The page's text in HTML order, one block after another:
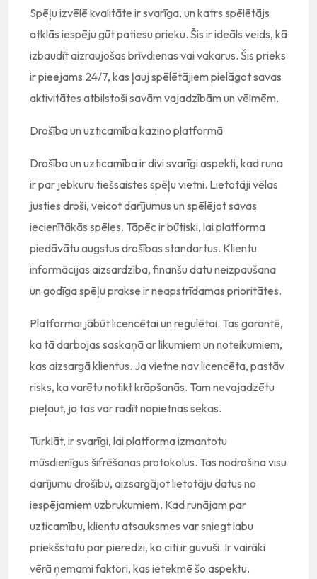
Spēļu izvēlē kvalitāte ir svarīga, un katrs spēlētājs
atklās iespēju gūt patiesu prieku. Šis ir ideāls veids, kā
izbaudīt aizraujošas brīvdienas vai vakarus. Šis prieks
ir pieejams 24/7, kas ļauj spēlētājiem pielāgot savas
aktivitātes atbilstoši savām vajadzībām un vēlmēm.
Drošība un uzticamība kazino platformā
Drošība un uzticamība ir divi svarīgi aspekti, kad runa
ir par jebkuru tiešsaistes spēļu vietni. Lietotāji vēlas
justies droši, veicot darījumus un spēlējot savas
iecienītākās spēles. Tāpēc ir būtiski, lai platforma
piedāvātu augstus drošības standartus. Klientu
informācijas aizsardzība, finanšu datu neizpaušana
un godīga spēļu prakse ir neapstrīdamas prioritātes.
Platformai jābūt licencētai un regulētai. Tas garantē,
ka tā darbojas saskaņā ar likumiem un noteikumiem,
kas aizsargā klientus. Ja vietne nav licencēta, pastāv
risks, ka varētu notikt krāpšanās. Tam nevajadzētu
pieļaut, jo tas var radīt nopietnas sekas.
Turklāt, ir svarīgi, lai platforma izmantotu
mūsdienīgus šifrēšanas protokolus. Tas nodrošina visu
darījumu drošību, aizsargājot lietotāju datus no
iespējamiem uzbrukumiem. Kad runājam par
uzticamību, klientu atsauksmes var sniegt labu
priekšstatu par pieredzi, ko citi ir guvuši. Ir vairāki
vērā ņemami faktori, kas ietekmē šo aspektu.